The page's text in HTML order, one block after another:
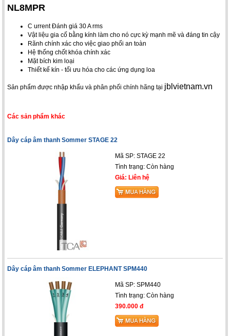
NL8MPR
C urrent Đánh giá 30 A rms
Vật liệu gia cố bằng kính làm cho nó cực kỳ mạnh mẽ và đáng tin cậy
Rãnh chính xác cho việc giao phối an toàn
Hệ thống chốt khóa chính xác
Mặt bích kim loại
Thiết kế kín - tối ưu hóa cho các ứng dụng loa
Sản phẩm được nhập khẩu và phân phối chính hãng tại jblvietnam.vn
Các sản phẩm khác
Dây cáp âm thanh Sommer STAGE 22
Mã SP: STAGE 22
Tình trạng: Còn hàng
Giá: Liên hệ
Dây cáp âm thanh Sommer ELEPHANT SPM440
Mã SP: SPM440
Tình trạng: Còn hàng
390.000 đ